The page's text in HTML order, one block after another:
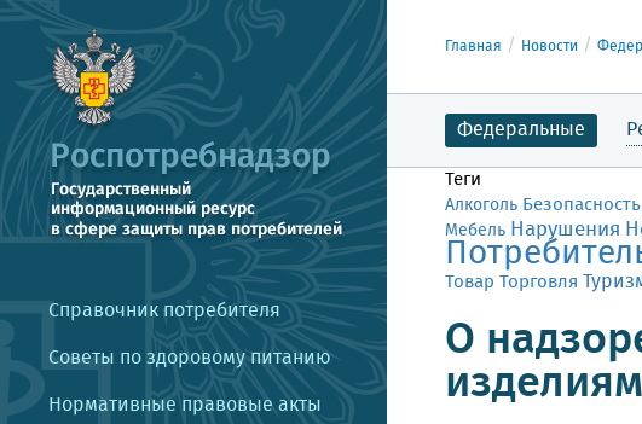
Справочник потребителя
Советы по здоровому питанию
Нормативные правовые акты
Главная Новости
Федеральные
Теги
Алкоголь Безопасность
Мебель Нарушения
Товар Торговля
О